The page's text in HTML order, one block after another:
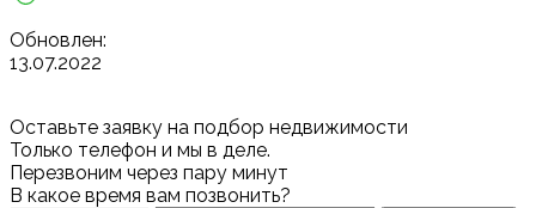
Обновлен:
13.07.2022
Оставьте заявку на подбор недвижимости
Только телефон и мы в деле.
Перезвоним через пару минут
В какое время вам позвонить?